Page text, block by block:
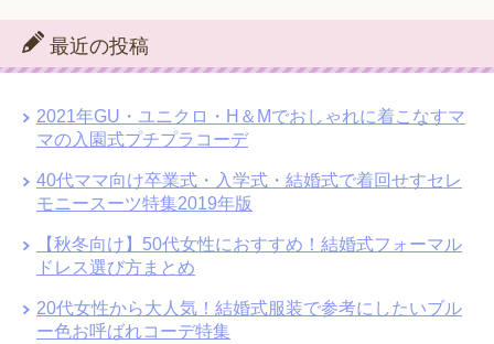
最近の投稿
2021年GU・ユニクロ・H＆Mでおしゃれに着こなすマ
マの入園式プチプラコーデ
40代ママ向け卒業式・入学式・結婚式で着回せすセレ
モニースーツ特集2019年版
【秋冬向け】50代女性におすすめ！結婚式フォーマル
ドレス選び方まとめ
20代女性から大人気！結婚式服装で参考にしたいブル
ー色お呼ばれコーデ特集